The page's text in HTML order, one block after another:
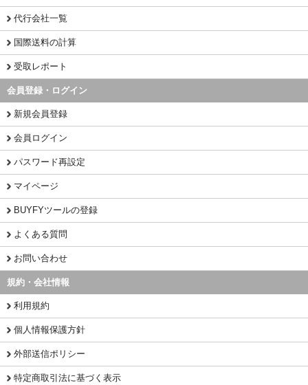
代行会社一覧
国際送料の計算
受取レポート
会員登録・ログイン
新規会員登録
会員ログイン
パスワード再設定
マイページ
BUYFYツールの登録
よくある質問
お問い合わせ
規約・会社情報
利用規約
個人情報保護方針
外部送信ポリシー
特定商取引法に基づく表示